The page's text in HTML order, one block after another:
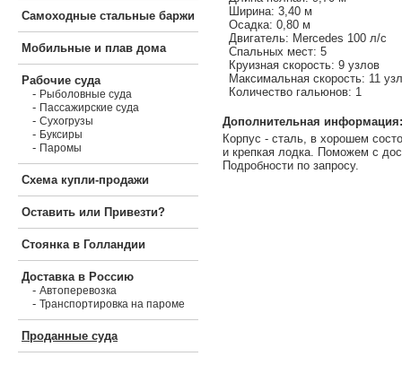
Самоходные стальные баржи
Мобильные и плав дома
Рабочие суда
- Рыболовные суда
- Пассажирские суда
- Сухогрузы
- Буксиры
- Паромы
Схема купли-продажи
Оставить или Привезти?
Стоянка в Голландии
Доставка в Россию
- Автоперевозка
- Транспортировка на пароме
Проданные суда
Ширина: 3,40 м
Осадка: 0,80 м
Двигатель: Mercedes 100 л/с
Спальных мест: 5
Круизная скорость: 9 узлов
Максимальная скорость: 11
Количество гальюнов: 1
Дополнительная информация:
Корпус - сталь, в хорошем
и крепкая лодка. Поможем с
Подробности по запросу.